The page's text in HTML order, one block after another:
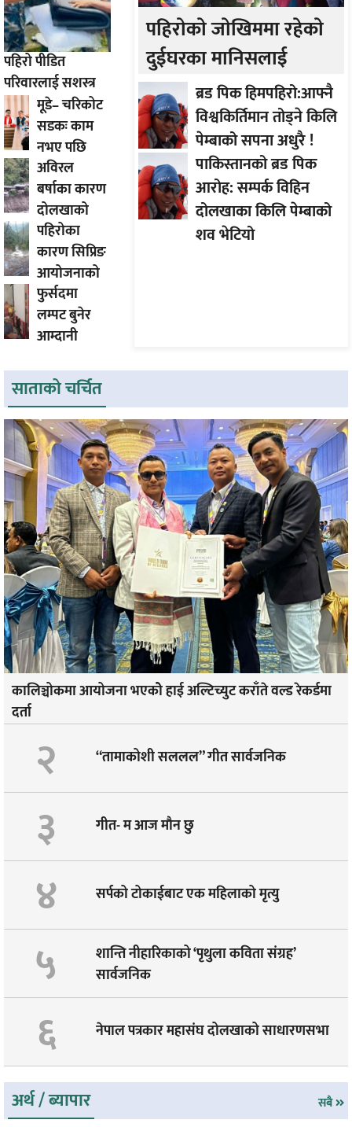
पहिराेकाे जाेखिममा रहेकाे
दुईघरका मानिसलाई
सुरक्षित सारीयाे
ब्रड पिक हिमपहिरो:आफ्नै
विश्वकिर्तिमान तोड्ने किलि
पेम्बाको सपना अधुरै !
पाकिस्तानको ब्रड पिक
आरोह‌‌: सम्पर्क विहिन
दोलखाका किलि पेम्बाको
शव भेटियो
पहिरो पीडित
परिवारलाई सशस्त्र
प्रहरीको सहयोग
मूडे– चरिकोट
सडकः काम
नभए पछि
नयाँ
विकल्पको
तयारी
अविरल
बर्षाका कारण
दोलखाको
लोगटा वस्ति
जोखिममा
पहिरोका
कारण सिप्रिङ
आयोजनाको
ड्याम
क्षतिग्रस्त,
गोठ पुरीदा
बेपत्ता
फुर्सदमा
लम्पट बुनेर
आम्दानी
साताको चर्चित
कालिञ्चोकमा आयोजना भएकोे हाई अल्टिच्युट कराँते वल्ड रेकर्डमा
दर्ता
२ “तामाकोशी सललल” गीत सार्वजनिक
३ गीत- म आज माैन छु
४ सर्पको टोकाईबाट एक महिलाको मृत्यु
५
शान्ति नीहारिकाको ‘पृथुला कविता संग्रह’
सार्वजनिक
६ नेपाल पत्रकार महासंघ दोलखाको साधारणसभा
अर्थ / ब्यापार सबै